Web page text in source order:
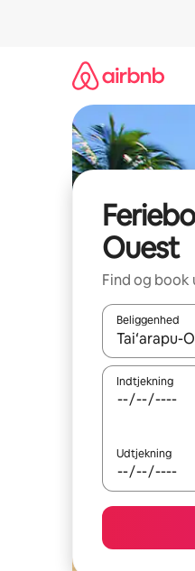
Ouest
Find og book
Beliggenhed
Når
Indtjekning
Udtjekning